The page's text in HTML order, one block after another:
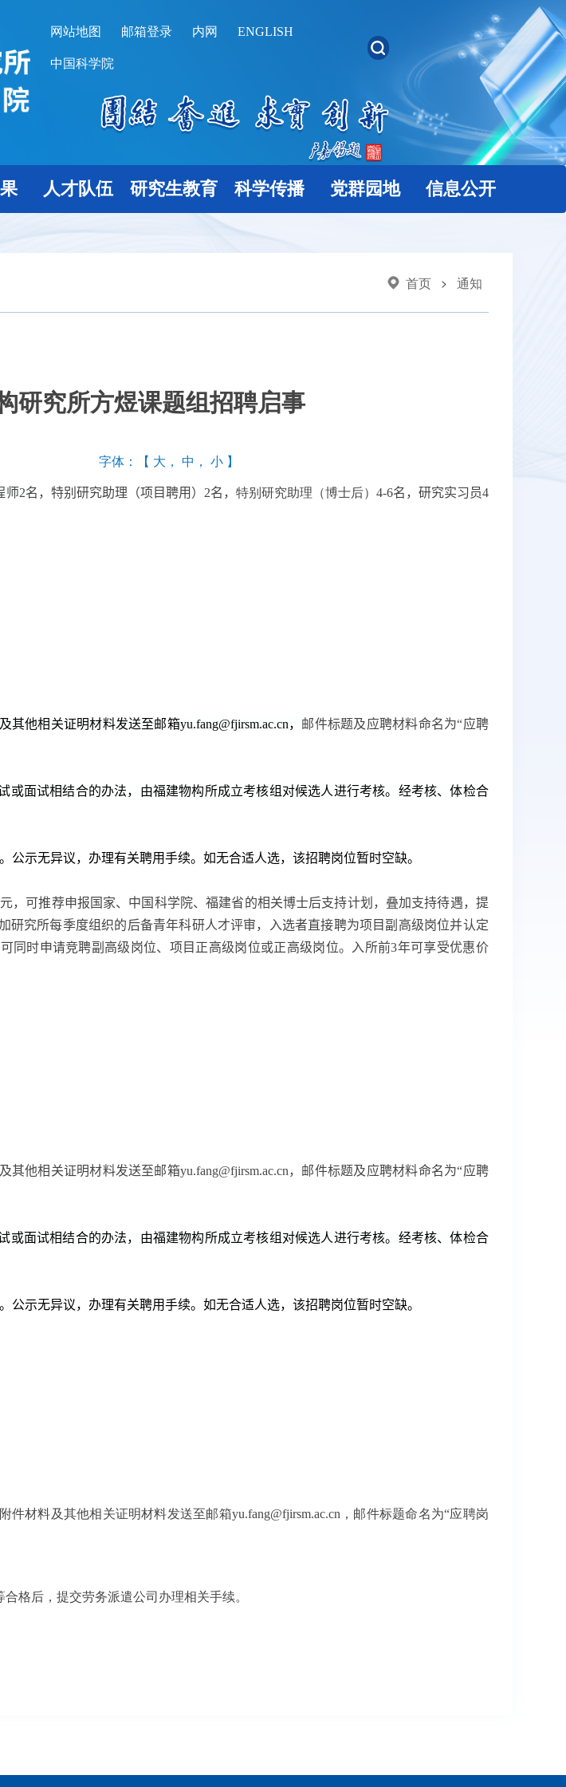
网站地图 邮箱登录 内网 ENGLISH
中国科学院
人才队伍 研究生教育 科学传播 党群园地 信息公开
首页 > 通知
研究所方煜课题组招聘启事
字体：【 大 ， 中 ， 小】
师2名，特别研究助理（项目聘用） 2名， 特别研究助理（博士后） 4-6名 ， 研究实习员4
其他相关证明材料发送至邮箱yu.fang@fjirsm.ac.cn， 邮件标题及应聘材料命名为“应聘
面试相结合的办法，由福建物构所成立考核组对候选人进行考核。经考核、体检合
公示无异议，办理有关聘用手续。如无合适人选，该招聘岗位暂时空缺。
，可推荐申报国家、中国科学院、福建省的相关博士后支持计划，叠加支持待遇，提
究所每季度组织的后备青年科研人才评审，入选者直接聘为项目副高级岗位并认定
同时申请竞聘副高级岗位、项目正高级岗位或正高级岗位。入所前3年可享受优惠价
其他相关证明材料发送至邮箱yu.fang@fjirsm.ac.cn，邮件标题及应聘材料命名为“应聘
面试相结合的办法，由福建物构所成立考核组对候选人进行考核。经考核、体检合
公示无异议，办理有关聘用手续。如无合适人选，该招聘岗位暂时空缺。
材料及其他相关证明材料发送至邮箱yu.fang@fjirsm.ac.cn，邮件标题命名为“应聘岗
格后，提交劳务派遣公司办理相关手续。